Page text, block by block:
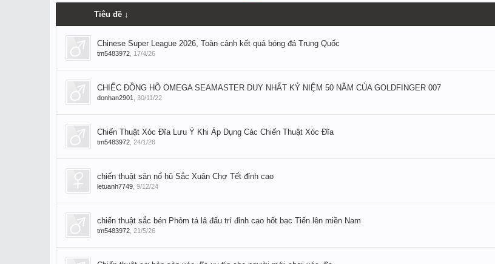
Tiêu đề ↓
Chinese Super League 2026, Toàn cảnh kết quả bóng đá Trung Quốc
tm5483972 17/4/26
CHIẾC ĐỒNG HỒ OMEGA SEAMASTER DUY NHẤT KỶ NIỆM 50 NĂM CỦA GOLDFINGER 007
donhan2901 30/11/22
Chiến Thuật Xóc Đĩa Lưu Ý Khi Áp Dụng Các Chiến Thuật Xóc Đĩa
tm5483972 24/1/26
chiến thuật săn nổ hũ Sắc Xuân Chợ Tết đỉnh cao
letuanh7749 9/12/24
chiến thuật sắc bén Phỏm tá lả đấu trí đỉnh cao hốt bạc Tiến lên miền Nam
tm5483972 21/5/26